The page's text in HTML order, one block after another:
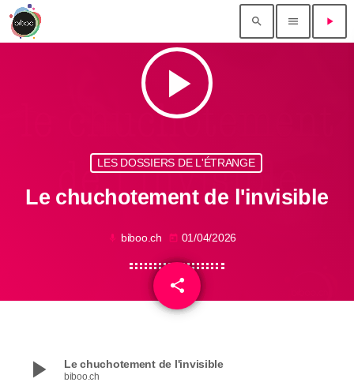
search menu play_arrow
play_arrow
LES DOSSIERS DE L'ÉTRANGE
Le chuchotement de l'invisible
mic biboo.ch today 01/04/2026
share
email
play_arrow Le chuchotement de l'invisible
biboo.ch